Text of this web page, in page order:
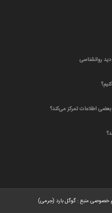
روانشناسی
اطلاعات تمرکز می‌کند؟
خصوصیمنبع :گوگل بارد (جرمی)